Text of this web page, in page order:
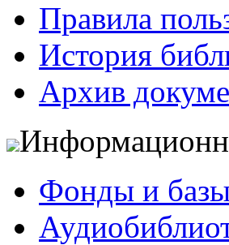
Правила
История
Архив
Фонды и